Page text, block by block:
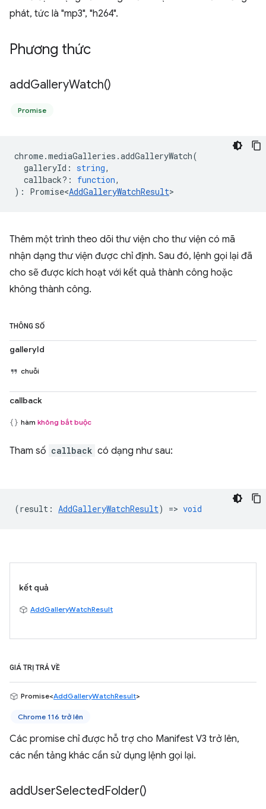
phát, tức là "mp3", "h264".
Phương thức
addGalleryWatch()
Promise
chrome.mediaGalleries .addGalleryWatch(
galleryId : string,
callback? : function,
) : Promise<AddGalleryWatchResult>
Thêm một trình theo dõi thư viện cho thư viện có mã
nhận dạng thư viện được chỉ định. Sau đó, lệnh gọi lại đã
cho sẽ được kích hoạt với kết quả thành công hoặc
không thành công.
THÔNG SỐ
galleryId
chuỗi
callback
hàm không bắt buộc
Tham số callback có dạng như sau:
(result : AddGalleryWatchResult) => void
kết quả
AddGalleryWatchResult
GIÁ TRỊ TRẢ VỀ
Promise<AddGalleryWatchResult>
Chrome 116 trở lên
Các promise chỉ được hỗ trợ cho Manifest V3 trở lên,
các nền tảng khác cần sử dụng lệnh gọi lại.
addUserSelectedFolder()